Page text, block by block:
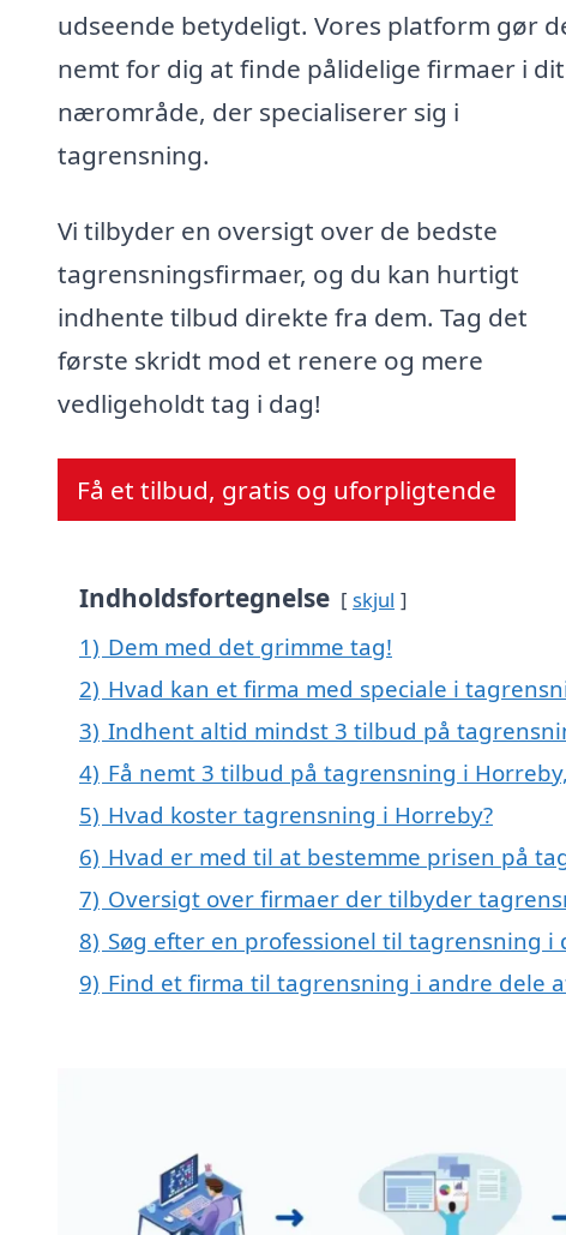
udseende betydeligt. Vores platform gør
nemt for dig at finde pålidelige firmaer i dit
nærområde, der specialiserer sig i
tagrensning.
Vi tilbyder en oversigt over de bedste
tagrensningsfirmaer, og du kan hurtigt
indhente tilbud direkte fra dem. Tag det
første skridt mod et renere og mere
vedligeholdt tag i dag!
Få et tilbud, gratis og uforpligtende
Indholdsfortegnelse skjul
1) Dem med det grimme tag!
2) Hvad kan et firma med speciale i
3) Indhent altid mindst 3 tilbud på
4) Få nemt 3 tilbud på tagrensning i
5) Hvad koster tagrensning i Horreby?
6) Hvad er med til at bestemme prisen på
7) Oversigt over firmaer der tilbyder
8) Søg efter en professionel til tagrensning
9) Find et firma til tagrensning i andre dele